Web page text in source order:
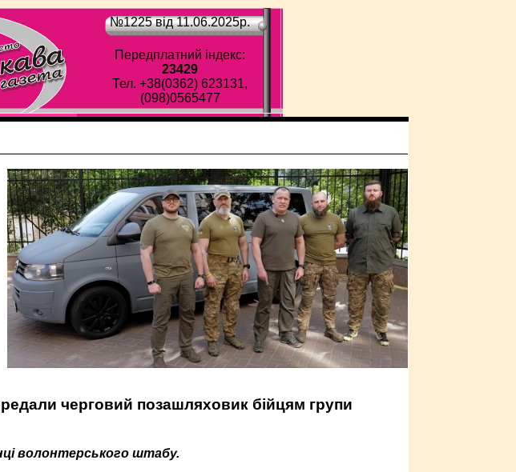
№1225 від 11.06.2025p.
Передплатний індекс:
23429
Тел. +38(0362) 623131,
(098)0565477
черговий позашляховик бійцям групи
волонтерського штабу.